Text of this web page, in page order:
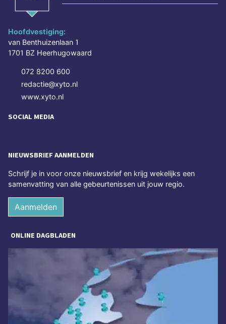
Hoofdvestiging:
van Benthuizenlaan 1
1701 BZ Heerhugowaard
072 8200 600
redactie@xyto.nl
www.xyto.nl
SOCIAL MEDIA
NIEUWSBRIEF AANMELDEN
Schrijf je in voor onze nieuwsbrief en krijg wekelijks een
samenvatting van alle gebeurtenissen uit jouw regio.
Aanmelden
ONLINE DAGBLADEN